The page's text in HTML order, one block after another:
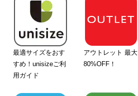
最適サイズをおす
すめ！unisizeご利
用ガイド
アウトレット 最大
80%OFF！